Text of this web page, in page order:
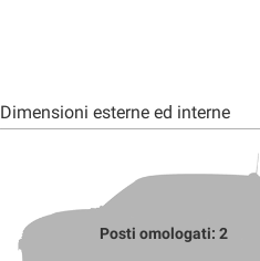
Dimensioni esterne ed interne
Posti omologati: 2